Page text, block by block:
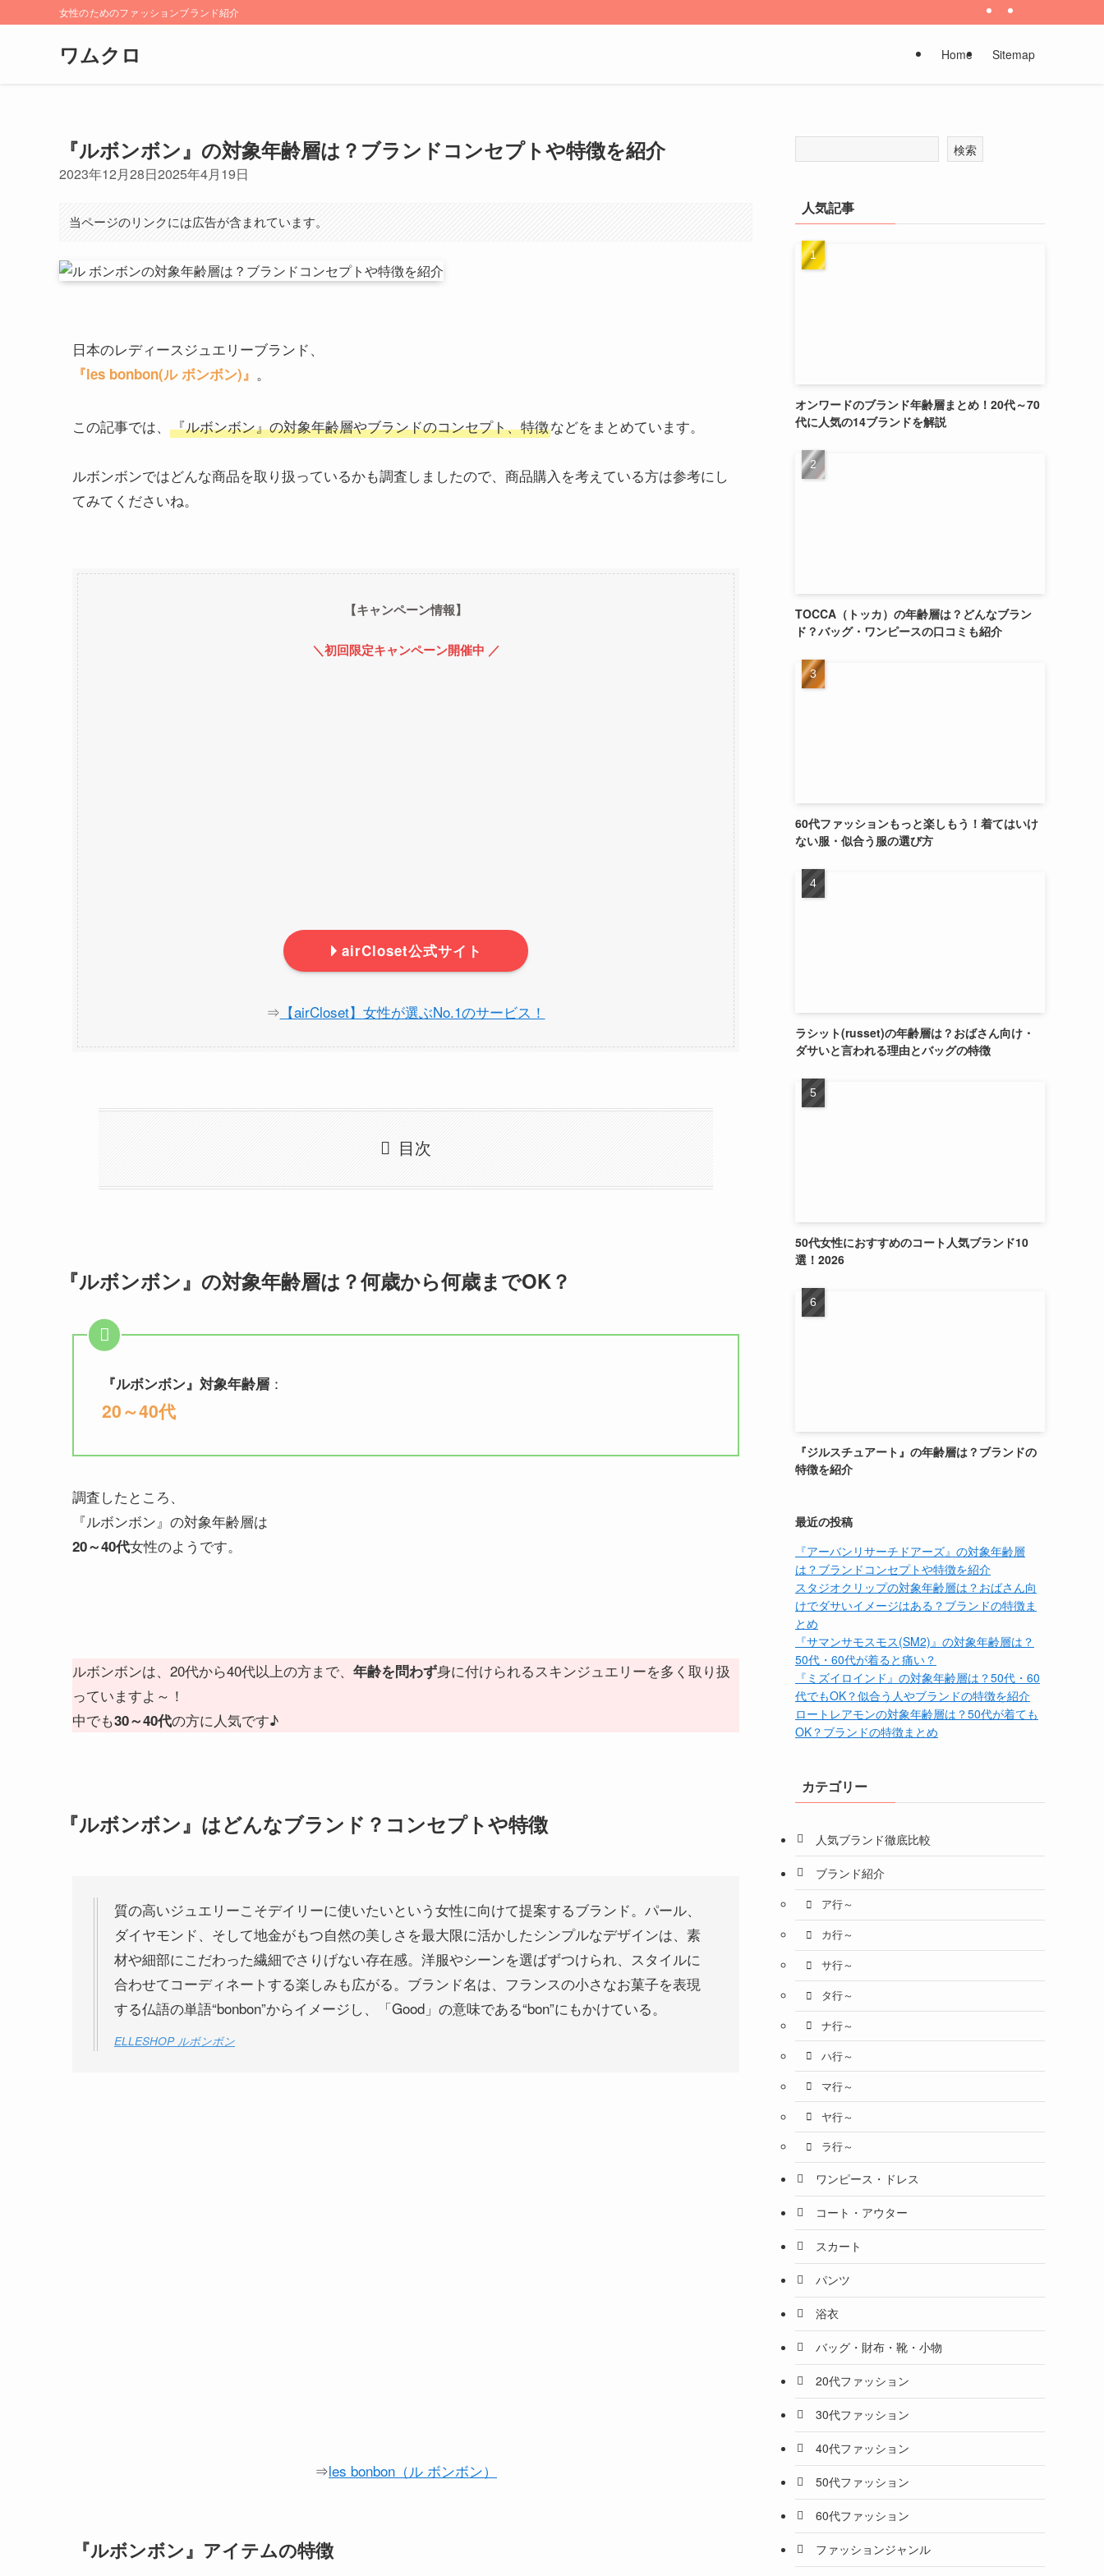
女性のためのファッションブランド紹介
ワムクロ Home Sitemap
『ルボンボン』の対象年齢層は？ブランドコンセプトや特徴を紹介
2023年12月28日2025年4月19日
当ページのリンクには広告が含まれています。
日本のレディースジュエリーブランド、
『les bonbon(ル ボンボン)』 。
この記事では、 『ルボンボン』の対象年齢層やブランドのコンセプト、特徴などをまとめています。
ルボンボンではどんな商品を取り扱っているかも調査しましたので、商品購入を考えている方は参考にし
てみてくださいね。
【キャンペーン情報】
＼初回限定キャンペーン開催中 ／
airCloset公式サイト
⇒ 【airCloset】女性が選ぶNo.1のサービス！
目次
『ルボンボン』の対象年齢層は？何歳から何歳までOK？
『ルボンボン』対象年齢層 ：
20～40代
調査したところ、
『ルボンボン』の対象年齢層は
20～40代女性のようです。
ルボンボンは、20代から40代以上の方まで、 年齢を問わず身に付けられるスキンジュエリーを多く取り扱
っていますよ～！
中でも30～40代の方に人気です♪
『ルボンボン』はどんなブランド？コンセプトや特徴
質の高いジュエリーこそデイリーに使いたいという女性に向けて提案するブランド。パール、
ダイヤモンド、そして地金がもつ自然の美しさを最大限に活かしたシンプルなデザインは、素
材や細部にこだわった繊細でさりげない存在感。洋服やシーンを選ばずつけられ、スタイルに
合わせてコーディネートする楽しみも広がる。ブランド名は、フランスの小さなお菓子を表現
する仏語の単語“bonbon”からイメージし、「Good」の意味である“bon”にもかけている。
ELLESHOP ルボンボン
⇒les bonbon（ル ボンボン）
『ルボンボン』アイテムの特徴
検索
人気記事
オンワードのブランド年齢層まとめ！20代～70
代に人気の14ブランドを解説
TOCCA（トッカ）の年齢層は？どんなブラン
ド？バッグ・ワンピースの口コミも紹介
60代ファッションもっと楽しもう！着てはいけ
ない服・似合う服の選び方
ラシット(russet)の年齢層は？おばさん向け・
ダサいと言われる理由とバッグの特徴
50代女性におすすめのコート人気ブランド10
選！2026
『ジルスチュアート』の年齢層は？ブランドの
特徴を紹介
最近の投稿
『アーバンリサーチドアーズ』の対象年齢層
は？ブランドコンセプトや特徴を紹介
スタジオクリップの対象年齢層は？おばさん向
けでダサいイメージはある？ブランドの特徴ま
とめ
『サマンサモスモス(SM2)』の対象年齢層は？
50代・60代が着ると痛い？
『ミズイロインド』の対象年齢層は？50代・60
代でもOK？似合う人やブランドの特徴を紹介
ロートレアモンの対象年齢層は？50代が着ても
OK？ブランドの特徴まとめ
カテゴリー
人気ブランド徹底比較
ブランド紹介
ア行～
カ行～
サ行～
タ行～
ナ行～
ハ行～
マ行～
ヤ行～
ラ行～
ワンピース・ドレス
コート・アウター
スカート
パンツ
浴衣
バッグ・財布・靴・小物
20代ファッション
30代ファッション
40代ファッション
50代ファッション
60代ファッション
ファッションジャンル